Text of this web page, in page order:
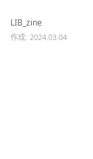
LIB_zine
作成: 2024.03.04